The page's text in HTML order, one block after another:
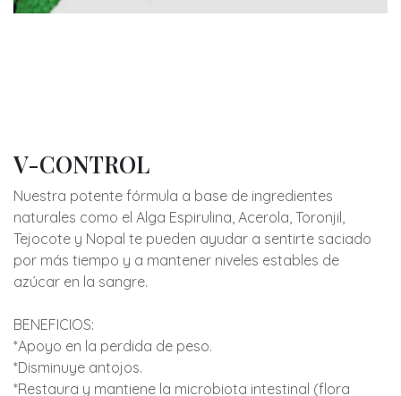
V-CONTROL
Nuestra potente fórmula a base de ingredientes
naturales como el Alga Espirulina, Acerola, Toronjil,
Tejocote y Nopal te pueden ayudar a sentirte saciado
por más tiempo y a mantener niveles estables de
azúcar en la sangre.
BENEFICIOS:
*Apoyo en la perdida de peso.
*Disminuye antojos.
*Restaura y mantiene la microbiota intestinal (flora